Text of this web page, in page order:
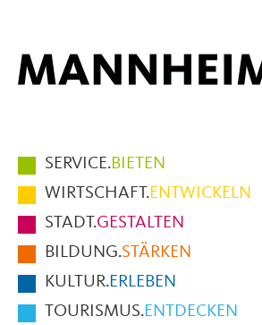
Hauptmenüpunkte
im
Fußbereich
der
Seite
SERVICE.BIETEN
WIRTSCHAFT.ENTWICKELN
STADT.GESTALTEN
BILDUNG.STÄRKEN
KULTUR.ERLEBEN
TOURISMUS.ENTDECKEN